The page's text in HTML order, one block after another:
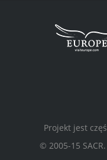
Projekt jest
© 2005-15